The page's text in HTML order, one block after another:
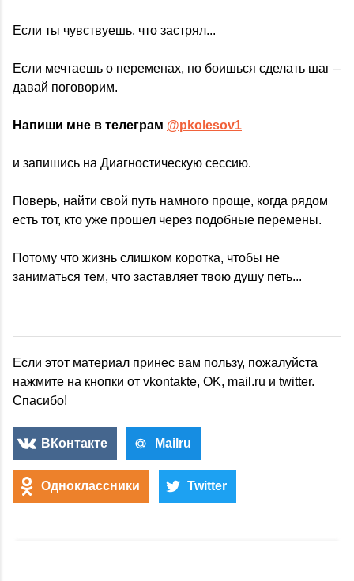
Если ты чувствуешь, что застрял...
Если мечтаешь о переменах, но боишься сделать шаг –
давай поговорим.
Напиши мне в телеграм @pkolesov1
и запишись на Диагностическую сессию.
Поверь, найти свой путь намного проще, когда рядом
есть тот, кто уже прошел через подобные перемены.
Потому что жизнь слишком коротка, чтобы не
заниматься тем, что заставляет твою душу петь...
Если этот материал принес вам пользу, пожалуйста
нажмите на кнопки от vkontakte, OK, mail.ru и twitter.
Спасибо!
ВКонтакте Mailru
Одноклассники Twitter